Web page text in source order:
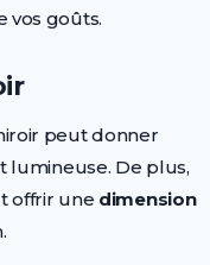
vos goûts.
peut donner
lumineuse. De plus,
offrir une dimension